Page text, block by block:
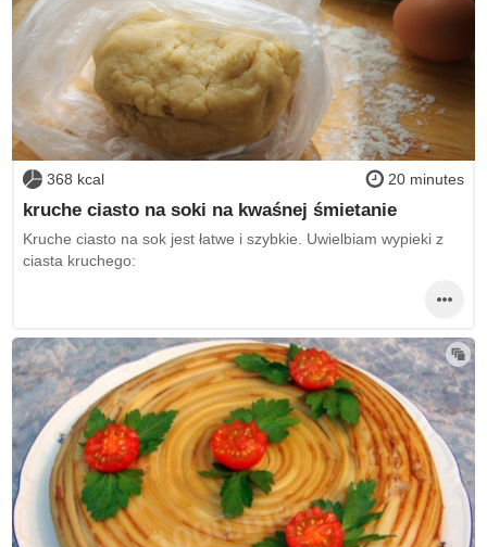
368 kcal 20 minutes
kruche ciasto na soki na kwaśnej śmietanie
Kruche ciasto na sok jest łatwe i szybkie. Uwielbiam wypieki z
ciasta kruchego: